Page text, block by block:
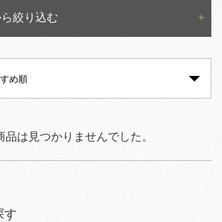
絞り込む
は見つかりませんでした。
す